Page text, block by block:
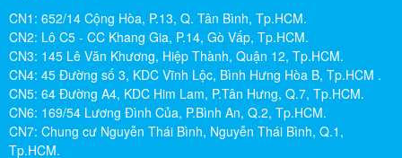
CN1: 652/14 Cộng Hòa, P.13, Q. Tân Bình, Tp.HCM.
CN2: Lô C5 - CC Khang Gia, P.14, Gò Vấp, Tp.HCM.
CN3: 145 Lê Văn Khương, Hiệp Thành, Quận 12, Tp.HCM.
CN4: 45 Đường số 3, KDC Vĩnh Lộc, Bình Hưng Hòa B, Tp.HCM .
CN5: 64 Đường A4, KDC Him Lam, P.Tân Hưng, Q.7, Tp.HCM.
CN6: 169/54 Lương Đình Của, P.Bình An, Q.2, Tp.HCM.
CN7: Chung cư Nguyễn Thái Bình, Nguyễn Thái Bình, Q.1,
Tp.HCM.